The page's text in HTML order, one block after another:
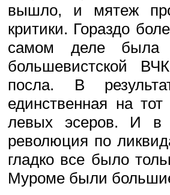
вышло, и мятеж
критики. Гораздо
самом деле была
большевистской
посла. В
единственная на
левых эсеров. И в
революция по
гладко все было
Муроме были